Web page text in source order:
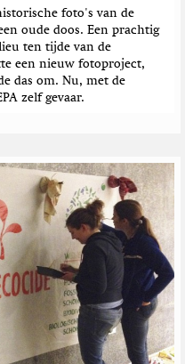
foto's van de
oude doos. Een prachtig
ten tijde van de
een nieuw fotoproject,
das om. Nu, met de
zelf gevaar.